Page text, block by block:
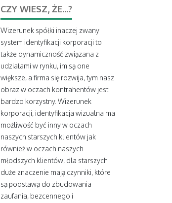
CZY WIESZ, ŻE...?
Wizerunek spółki inaczej zwany
system identyfikacji korporacji to
także dynamiczność związana z
udziałami w rynku, im są one
większe, a firma się rozwija, tym nasz
obraz w oczach kontrahentów jest
bardzo korzystny. Wizerunek
korporacji, identyfikacja wizualna ma
możliwość być inny w oczach
naszych starszych klientów jak
również w oczach naszych
młodszych klientów, dla starszych
duże znaczenie mają czynniki, które
są podstawą do zbudowania
zaufania, bezcennego i